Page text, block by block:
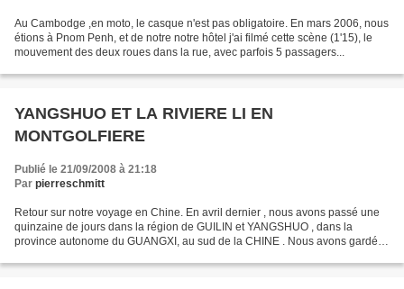
Au Cambodge ,en moto, le casque n'est pas obligatoire. En mars 2006, nous
étions à Pnom Penh, et de notre notre hôtel j'ai filmé cette scène (1'15), le
mouvement des deux roues dans la rue, avec parfois 5 passagers...
YANGSHUO ET LA RIVIERE LI EN
MONTGOLFIERE
Publié le 21/09/2008 à 21:18
Par pierreschmitt
Retour sur notre voyage en Chine. En avril dernier , nous avons passé une
quinzaine de jours dans la région de GUILIN et YANGSHUO , dans la
province autonome du GUANGXI, au sud de la CHINE . Nous avons gardé le